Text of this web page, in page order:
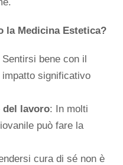
la Medicina Estetica?
Sentirsi bene con il
significativo
del lavoro: In molti
può fare la
cura di sé non è